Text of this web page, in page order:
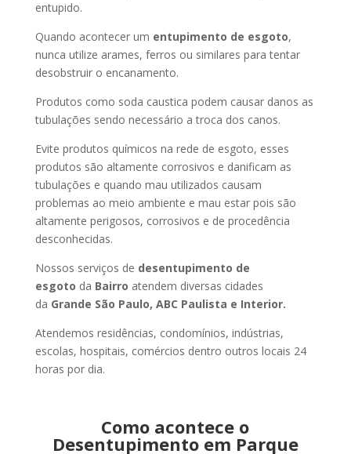
entupido.
Quando acontecer um entupimento de esgoto,
nunca utilize arames, ferros ou similares para tentar
desobstruir o encanamento.
Produtos como soda caustica podem causar danos as
tubulações sendo necessário a troca dos canos.
Evite produtos químicos na rede de esgoto, esses
produtos são altamente corrosivos e danificam as
tubulações e quando mau utilizados causam
problemas ao meio ambiente e mau estar pois são
altamente perigosos, corrosivos e de procedência
desconhecidas.
Nossos serviços de desentupimento de
esgoto da Bairro atendem diversas cidades
da Grande São Paulo, ABC Paulista e Interior.
Atendemos residências, condomínios, indústrias,
escolas, hospitais, comércios dentro outros locais 24
horas por dia.
Como acontece o
Desentupimento em Parque